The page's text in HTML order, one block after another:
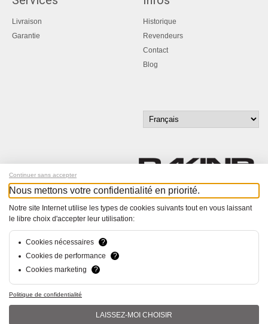
Livraison
Garantie
Historique
Revendeurs
Contact
Blog
© Bucher+Walt 2011-2026
Tous droits réservés - Informations non contractuelles
hsolutions.ch
Continuer sans accepter
Nous mettons votre confidentialité en priorité.
Notre site Internet utilise les types de cookies suivants tout en vous laissant
le libre choix d'accepter leur utilisation:
Cookies nécessaires
?
Cookies de performance
?
Cookies marketing
?
Politique de confidentialité
LAISSEZ-MOI CHOISIR